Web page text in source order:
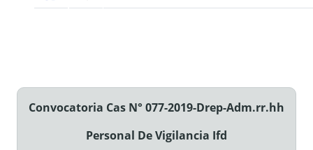
Convocatoria Cas N° 077-2019-Drep-Adm.rr.hh
Personal De Vigilancia Ifd